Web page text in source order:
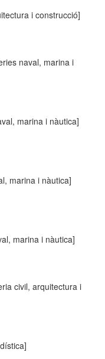
i construcció]
naval, marina i
marina i nàutica]
marina i nàutica]
marina i nàutica]
civil, arquitectura i